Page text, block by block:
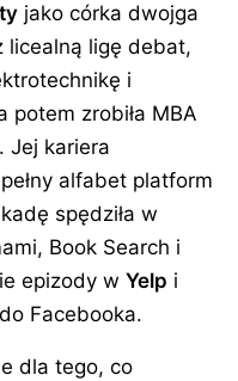
jako córka dwojga
licealną ligę debat,
i
potem zrobiła MBA
. Jej kariera
alfabet platform
spędziła w
Book Search i
epizody w Yelp i
Facebooka.
dla tego, co